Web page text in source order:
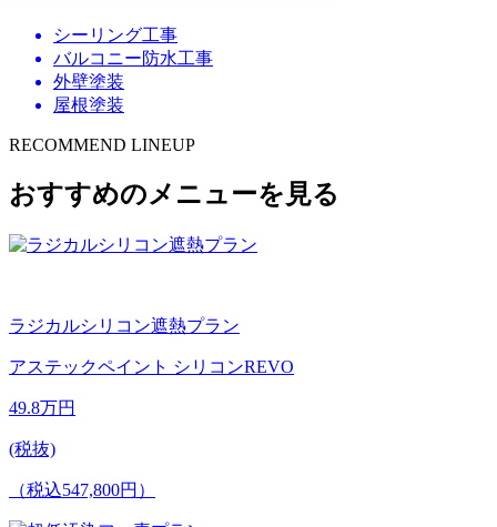
シーリング工事
バルコニー防水工事
外壁塗装
屋根塗装
RECOMMEND LINEUP
おすすめのメニューを見る
ラジカルシリコン遮熱プラン
アステックペイント シリコンREVO
49.8万円
(税抜)
（税込547,800円）